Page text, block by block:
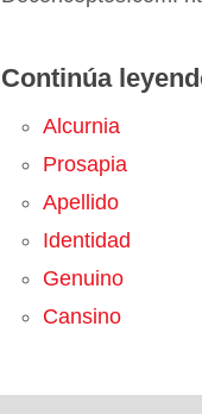
Continúa
Alcurnia
Prosapia
Apellido
Identidad
Genuino
Cansino